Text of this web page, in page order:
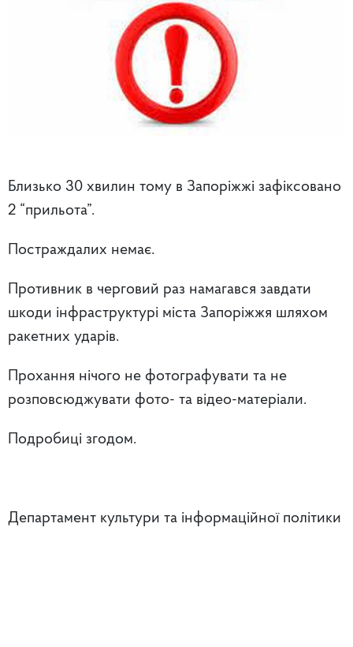
Близько 30 хвилин тому в Запоріжжі зафіксовано
2 “прильота”.
Постраждалих немає.
Противник в черговий раз намагався завдати
шкоди інфраструктурі міста Запоріжжя шляхом
ракетних ударів.
Прохання нічого не фотографувати та не
розповсюджувати фото- та відео-матеріали.
Подробиці згодом.
Департамент культури та інформаційної політики